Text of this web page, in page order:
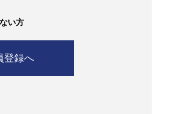
い方
登録へ